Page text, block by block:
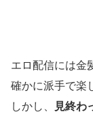
エロ配信には金
確かに派手で楽
しかし、
見終わ